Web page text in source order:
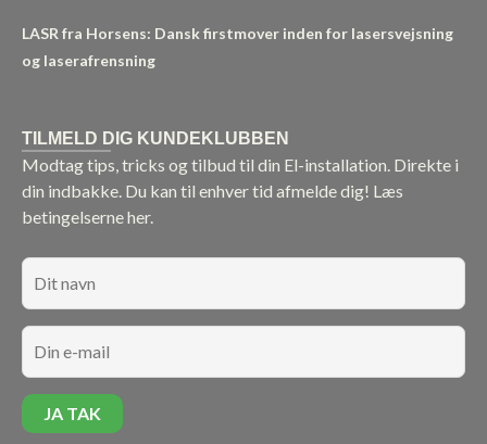
LASR fra Horsens: Dansk firstmover inden for lasersvejsning
og laserafrensning
TILMELD DIG KUNDEKLUBBEN
Modtag tips, tricks og tilbud til din El-installation. Direkte i
din indbakke. Du kan til enhver tid afmelde dig! Læs
betingelserne her.